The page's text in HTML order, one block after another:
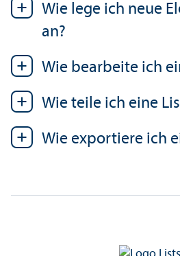
Wie lege ich neue
an?
Wie bearbeite ich
Wie teile ich eine
Wie exportiere ich